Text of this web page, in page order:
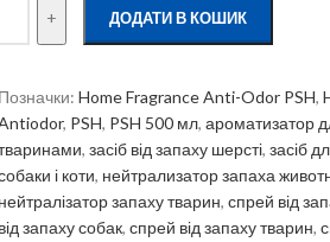
+ ДОДАТИ В КОШИК
Позначки:Home Fragrance Anti-Odor PSH,
, PSH, PSH 500 мл, ароматизатор
, засіб від запаху шерсті, засіб
і коти, нейтрализатор запаха
нейтралізатор запаху тварин, спрей від
від запаху собак, спрей від запаху тварин,